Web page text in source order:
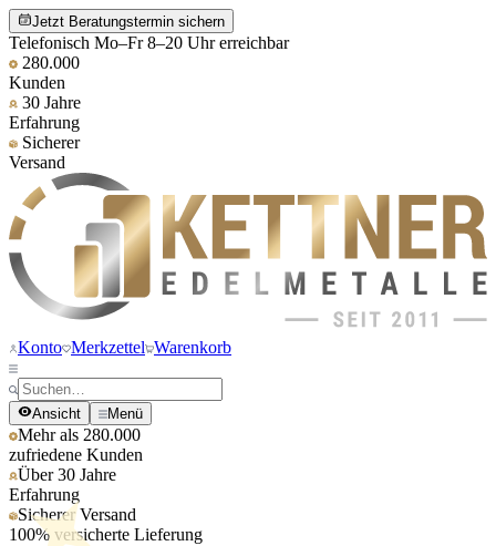
Jetzt Beratungstermin sichern
Telefonisch Mo–Fr 8–20 Uhr erreichbar
280.000
Kunden
30 Jahre
Erfahrung
Sicherer
Versand
Konto Merkzettel Warenkorb
Ansicht Menü
Mehr als 280.000
zufriedene Kunden
Über 30 Jahre
Erfahrung
Sicherer Versand
100% versicherte Lieferung